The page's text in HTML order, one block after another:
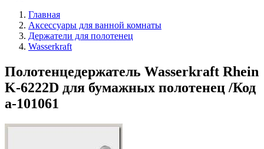
Главная
Аксессуары для ванной комнаты
Держатели для полотенец
Wasserkraft
Полотенцедержатель Wasserkraft Rhein
K-6222D для бумажных полотенец /Код
a-101061